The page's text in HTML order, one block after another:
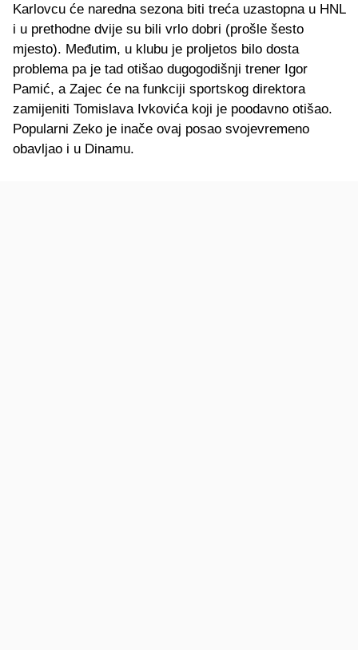
Karlovcu će naredna sezona biti treća uzastopna u HNL
i u prethodne dvije su bili vrlo dobri (prošle šesto
mjesto). Međutim, u klubu je proljetos bilo dosta
problema pa je tad otišao dugogodišnji trener Igor
Pamić, a Zajec će na funkciji sportskog direktora
zamijeniti Tomislava Ivkovića koji je poodavno otišao.
Popularni Zeko je inače ovaj posao svojevremeno
obavljao i u Dinamu.